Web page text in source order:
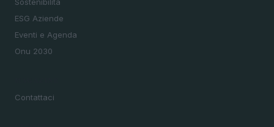
ESG Aziende
Eventi e Agenda
Onu 2030
Contattaci